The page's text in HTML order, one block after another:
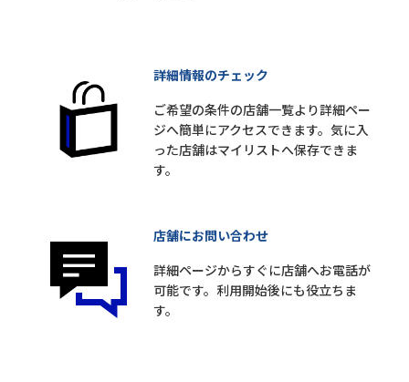
詳細情報のチェック
ご希望の条件の店舗一覧より詳細ペー
ジへ簡単にアクセスできます。気に入
った店舗はマイリストへ保存できま
す。
店舗にお問い合わせ
詳細ページからすぐに店舗へお電話が
可能です。利用開始後にも役立ちま
す。